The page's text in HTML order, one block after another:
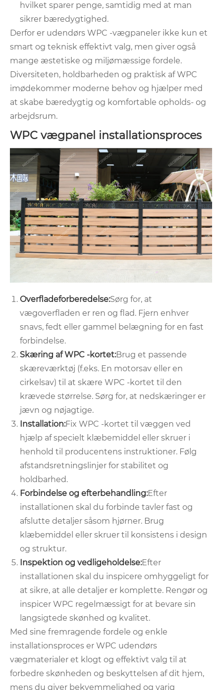
hvilket sparer penge, samtidig med at man
sikrer bæredygtighed.
Derfor er udendørs WPC -vægpaneler ikke kun et
smart og teknisk effektivt valg, men giver også
mange æstetiske og miljømæssige fordele.
Diversiteten, holdbarheden og praktisk af WPC
imødekommer moderne behov og hjælper med
at skabe bæredygtig og komfortable opholds- og
arbejdsrum.
WPC vægpanel installationsproces
Overfladeforberedelse:Sørg for, at
vægoverfladen er ren og flad. Fjern enhver
snavs, fedt eller gammel belægning for en fast
forbindelse.
Skæring af WPC -kortet:Brug et passende
skæreværktøj (f.eks. En motorsav eller en
cirkelsav) til at skære WPC -kortet til den
krævede størrelse. Sørg for, at nedskæringer er
jævn og nøjagtige.
Installation:Fix WPC -kortet til væggen ved
hjælp af specielt klæbemiddel eller skruer i
henhold til producentens instruktioner. Følg
afstandsretningslinjer for stabilitet og
holdbarhed.
Forbindelse og efterbehandling:Efter
installationen skal du forbinde tavler fast og
afslutte detaljer såsom hjørner. Brug
klæbemiddel eller skruer til konsistens i design
og struktur.
Inspektion og vedligeholdelse:Efter
installationen skal du inspicere omhyggeligt for
at sikre, at alle detaljer er komplette. Rengør og
inspicer WPC regelmæssigt for at bevare sin
langsigtede skønhed og kvalitet.
Med sine fremragende fordele og enkle
installationsproces er WPC udendørs
vægmaterialer et klogt og effektivt valg til at
forbedre skønheden og beskyttelsen af ​​dit hjem,
mens du giver bekvemmelighed og varig